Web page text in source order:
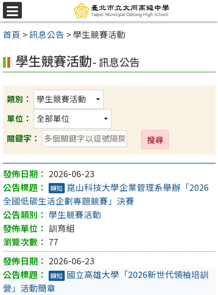
跳
至
主
內
容
區
選
單
首頁 >訊息公告 >學生競賽活動
學生競賽活動- 訊息公告
類別：
單位：
關鍵字：
送
出
2026-06-23
轉知 崑山科技大學企業管理系舉辦「2026
全國低碳生活企劃專題競賽」決賽
學生競賽活動
訓育組
77
2026-06-23
轉知 國立高雄大學「2026新世代領袖培訓
營」活動簡章